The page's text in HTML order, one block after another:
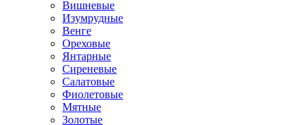
Вишневые
Изумрудные
Венге
Ореховые
Янтарные
Сиреневые
Салатовые
Фиолетовые
Мятные
Золотые